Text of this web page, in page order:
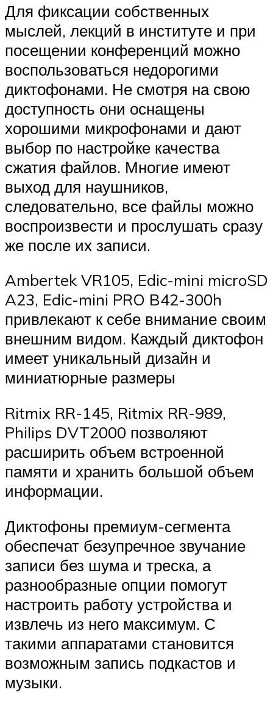
Для фиксации собственных
мыслей, лекций в институте и при
посещении конференций можно
воспользоваться недорогими
диктофонами. Не смотря на свою
доступность они оснащены
хорошими микрофонами и дают
выбор по настройке качества
сжатия файлов. Многие имеют
выход для наушников,
следовательно, все файлы можно
воспроизвести и прослушать сразу
же после их записи.
Ambertek VR105, Edic-mini microSD
A23, Edic-mini PRO B42-300h
привлекают к себе внимание своим
внешним видом. Каждый диктофон
имеет уникальный дизайн и
миниатюрные размеры
Ritmix RR-145, Ritmix RR-989,
Philips DVT2000 позволяют
расширить объем встроенной
памяти и хранить большой объем
информации.
Диктофоны премиум-сегмента
обеспечат безупречное звучание
записи без шума и треска, а
разнообразные опции помогут
настроить работу устройства и
извлечь из него максимум. С
такими аппаратами становится
возможным запись подкастов и
музыки.